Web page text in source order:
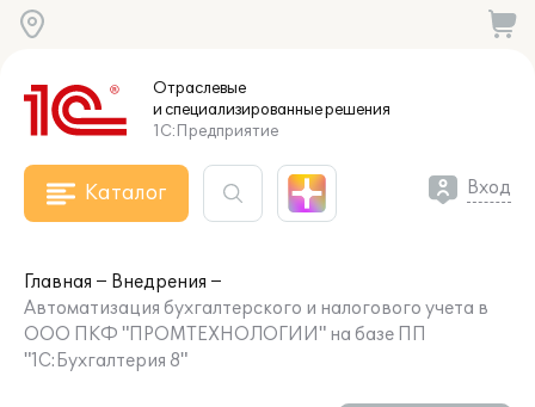
Отраслевые
и специализированныерешения
1С:Предприятие
Каталог Вход
Главная
Внедрения
Автоматизация бухгалтерского и налогового учета в
ООО ПКФ "ПРОМТЕХНОЛОГИИ" на базе ПП
"1С:Бухгалтерия 8"